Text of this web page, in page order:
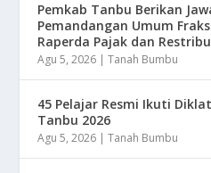
Pemkab Tanbu Berikan
Pemandangan Umum
Raperda Pajak dan
Agu 5, 2026 |Tanah Bumbu
45 Pelajar Resmi Ikuti
Tanbu 2026
Agu 5, 2026 |Tanah Bumbu